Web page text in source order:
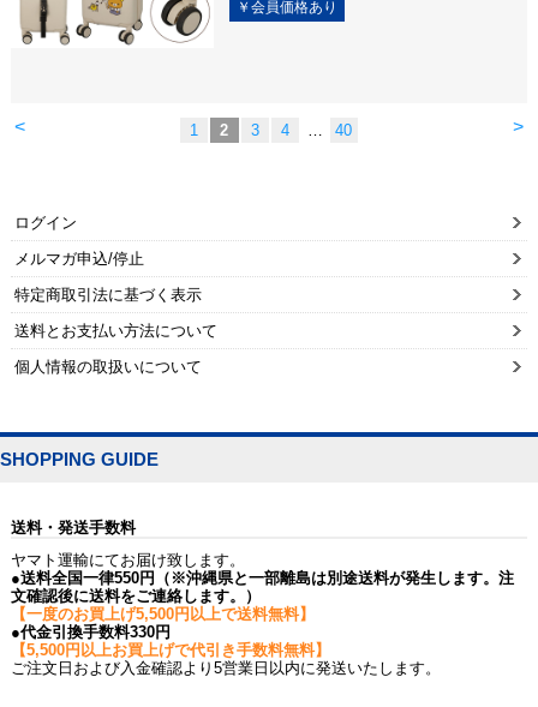
< >
1 2 3 4 … 40
ログイン
メルマガ申込/停止
特定商取引法に基づく表示
送料とお支払い方法について
個人情報の取扱いについて
SHOPPING GUIDE
送料・発送手数料
ヤマト運輸にてお届け致します。
●送料全国一律550円（※沖縄県と一部離島は別途送料が発生します。注
文確認後に送料をご連絡します。）
【一度のお買上げ5,500円以上で送料無料】
●代金引換手数料330円
【5,500円以上お買上げで代引き手数料無料】
ご注文日および入金確認より5営業日以内に発送いたします。